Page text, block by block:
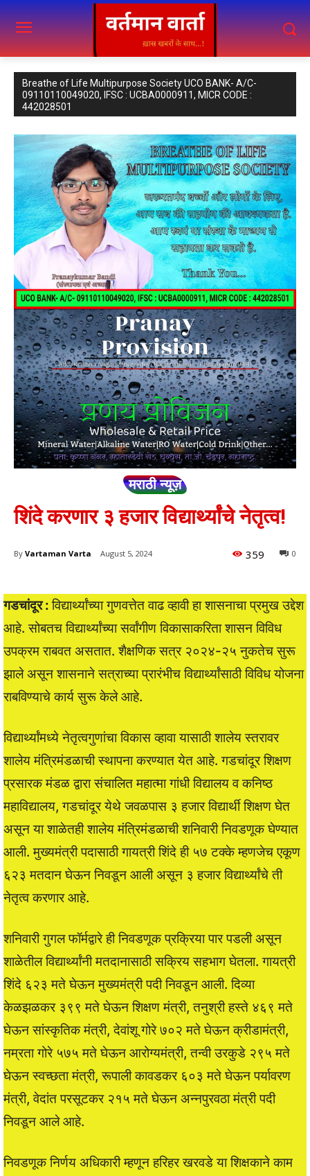
Breathe of Life Multipurpose Society UCO BANK- A/C-
09110110049020, IFSC : UCBA0000911, MICR CODE :
442028501
मराठी न्यूज़
शिंदे करणार ३ हजार विद्यार्थ्यांचे नेतृत्व!
By Vartaman Varta August 5, 2024 0
359
गडचांदूर :विद्यार्थ्यांच्या गुणवत्तेत वाढ व्हावी हा शासनाचा प्रमुख उद्देश
आहे. सोबतच विद्यार्थ्यांच्या सर्वांगीण विकासाकरिता शासन विविध
उपक्रम राबवत असतात. शैक्षणिक सत्र २०२४-२५ नुकतेच सुरू
झाले असून शासनाने सत्राच्या प्रारंभीच विद्यार्थ्यांसाठी विविध योजना
राबविण्याचे कार्य सुरू केले आहे.
विद्यार्थ्यांमध्ये नेतृत्वगुणांचा विकास व्हावा यासाठी शालेय स्तरावर
शालेय मंत्रिमंडळाची स्थापना करण्यात येत आहे. गडचांदूर शिक्षण
प्रसारक मंडळ द्वारा संचालित महात्मा गांधी विद्यालय व कनिष्ठ
महाविद्यालय, गडचांदूर येथे जवळपास ३ हजार विद्यार्थी शिक्षण घेत
असून या शाळेतही शालेय मंत्रिमंडळाची शनिवारी निवडणूक घेण्यात
आली. मुख्यमंत्री पदासाठी गायत्री शिंदे ही ५७ टक्के म्हणजेच एकूण
६२३ मतदान घेऊन निवडून आली असून ३ हजार विद्यार्थ्यांचे ती
नेतृत्व करणार आहे.
शनिवारी गुगल फॉर्मद्वारे ही निवडणूक प्रक्रिया पार पडली असून
शाळेतील विद्यार्थ्यांनी मतदानासाठी सक्रिय सहभाग घेतला. गायत्री
शिंदे ६२३ मते घेऊन मुख्यमंत्री पदी निवडून आली. दिव्या
केळझळकर ३९९ मते घेऊन शिक्षण मंत्री, तनुश्री हस्ते ४६९ मते
घेऊन सांस्कृतिक मंत्री, देवांशू गोरे ७०२ मते घेऊन क्रीडामंत्री,
नम्रता गोरे ५७५ मते घेऊन आरोग्यमंत्री, तन्वी उरकुडे २९५ मते
घेऊन स्वच्छता मंत्री, रूपाली कावडकर ६०३ मते घेऊन पर्यावरण
मंत्री, वेदांत परसूटकर २१५ मते घेऊन अन्नपुरवठा मंत्री पदी
निवडून आले आहे.
निवडणूक निर्णय अधिकारी म्हणून हरिहर खरवडे या शिक्षकाने काम